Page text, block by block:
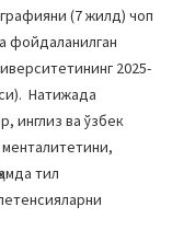
(7 жилд) чоп
фойдаланилган
2025-
Натижада
инглиз ва ўзбек
тил